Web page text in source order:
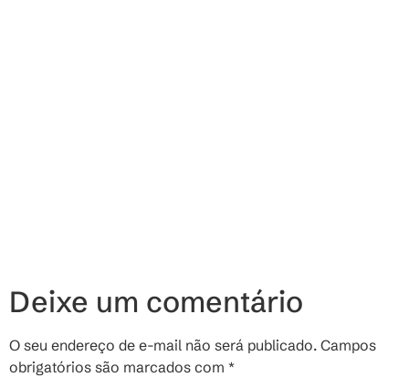
Deixe um comentário
O seu endereço de e-mail não será publicado. Campos
obrigatórios são marcados com *